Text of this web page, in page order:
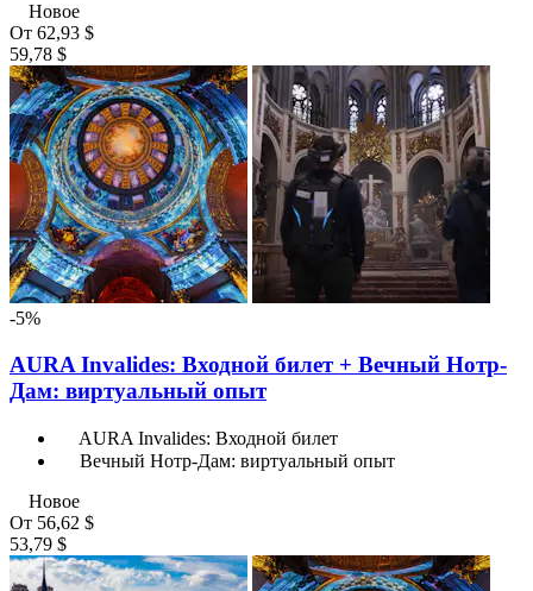
Новое
От 62,93 $
59,78 $
-5%
AURA Invalides: Входной билет + Вечный Нотр-
Дам: виртуальный опыт
AURA Invalides: Входной билет
Вечный Нотр-Дам: виртуальный опыт
Новое
От 56,62 $
53,79 $